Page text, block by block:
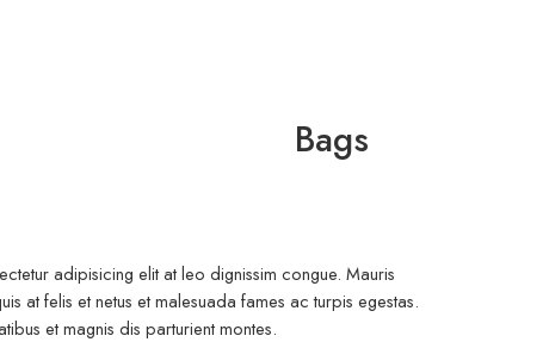
Bags
adipisicing elit at leo dignissim congue. Mauris
at felis et netus et malesuada fames ac turpis egestas.
et magnis dis parturient montes.